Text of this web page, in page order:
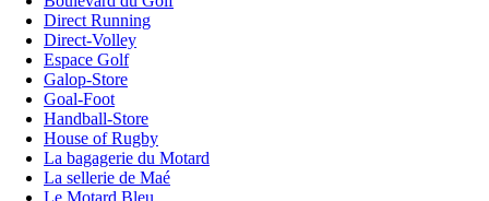
Direct Running
Direct-Volley
Espace Golf
Galop-Store
Goal-Foot
Handball-Store
House of Rugby
La bagagerie du Motard
La sellerie de Maé